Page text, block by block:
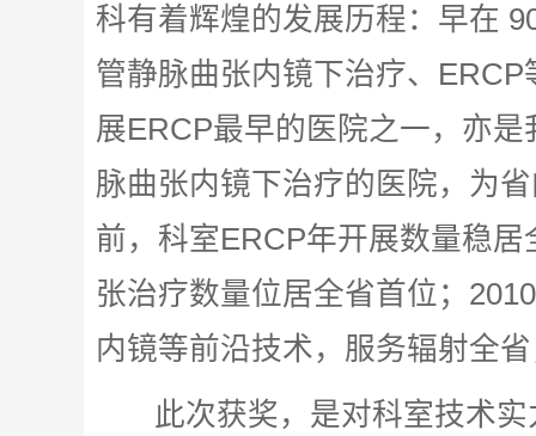
科有着辉煌的发展历程：早在
管静脉曲张内镜下治疗、
展ERCP最早的医院之一，亦
脉曲张内镜下治疗的医院，为
前，科室ERCP年开展数量稳
张治疗数量位居全省首位；
内镜等前沿技术，服务辐射全
此次获奖，是对科室技术